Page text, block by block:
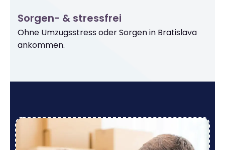
Sorgen- & stressfrei
Ohne Umzugsstress oder Sorgen in Bratislava
ankommen.